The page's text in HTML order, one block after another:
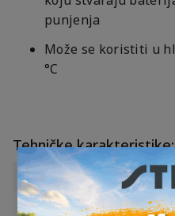
punjenja
Može se koristiti u
°C
Tehničke
Vrsta baterije
Napon baterije